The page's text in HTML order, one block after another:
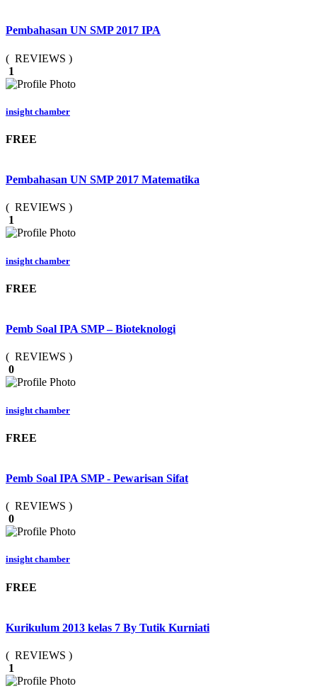
Pembahasan UN SMP 2017 IPA
( REVIEWS )
1
insight chamber
FREE
Pembahasan UN SMP 2017 Matematika
( REVIEWS )
1
insight chamber
FREE
Pemb Soal IPA SMP – Bioteknologi
( REVIEWS )
0
insight chamber
FREE
Pemb Soal IPA SMP - Pewarisan Sifat
( REVIEWS )
0
insight chamber
FREE
Kurikulum 2013 kelas 7 By Tutik Kurniati
( REVIEWS )
1